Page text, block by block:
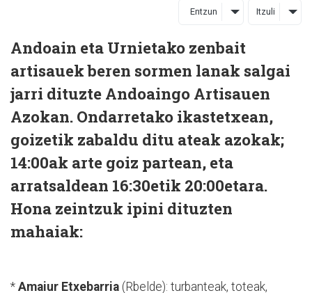
Entzun Itzuli
Andoain eta Urnietako zenbait
artisauek beren sormen lanak salgai
jarri dituzte Andoaingo Artisauen
Azokan. Ondarretako ikastetxean,
goizetik zabaldu ditu ateak azokak;
14:00ak arte goiz partean, eta
arratsaldean 16:30etik 20:00etara.
Hona zeintzuk ipini dituzten
mahaiak:
* Amaiur Etxebarria (Rbelde): turbanteak, toteak,